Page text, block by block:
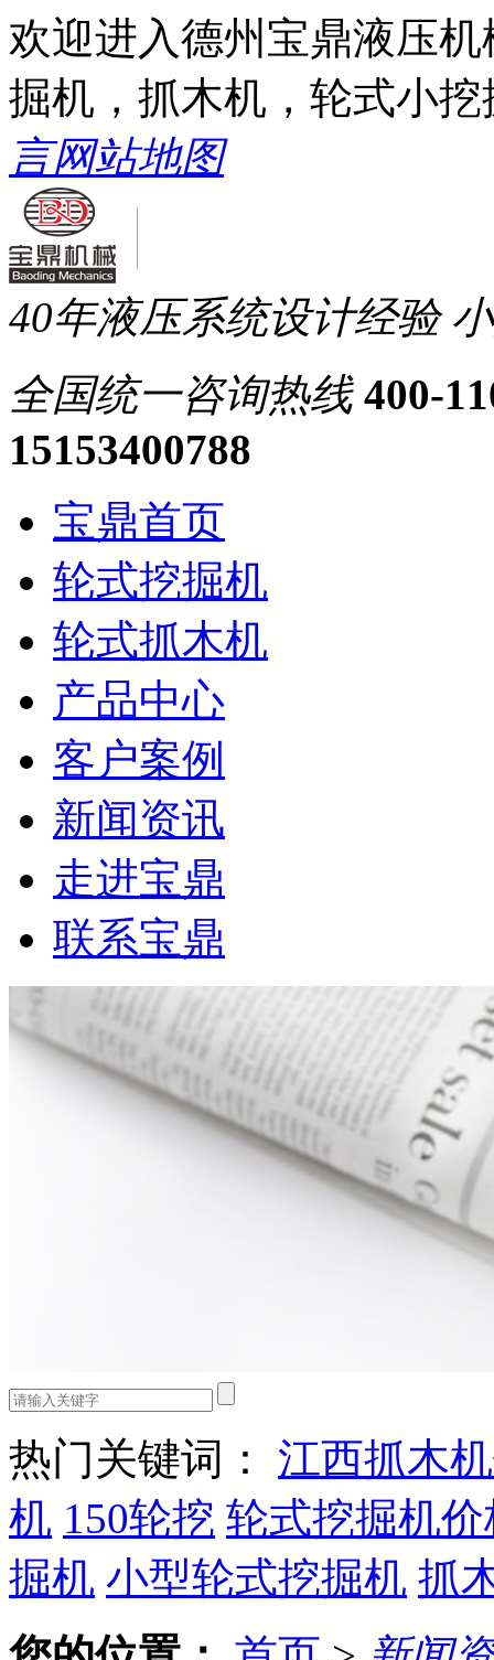
欢迎进入德州宝鼎液压
掘机，抓木机，轮式小
言网站地图
40年液压系统设计经验
全国统一咨询热线 400-
15153400788
宝鼎首页
轮式挖掘机
轮式抓木机
产品中心
客户案例
新闻资讯
走进宝鼎
联系宝鼎
热门关键词： 江西抓木
机 150轮挖 轮式挖掘机
掘机 小型轮式挖掘机 抓